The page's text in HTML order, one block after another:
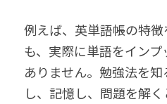
例えば、英単語帳の特
も、実際に単語をイン
ありません。勉強法を
し、記憶し、問題を解